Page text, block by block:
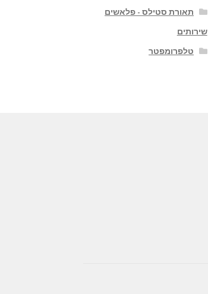
תאורת סטילס - פלאשים
שירותים
טלפרומפטר